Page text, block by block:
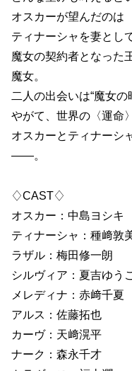
オスカーが望んだのは
ティナーシャを妻とし
魔女の契約者となった
魔女。
二人の出会いは“魔女の
やがて、世界の〈運命
オスカーとティナーシ
――。
♢CAST♢
オスカー：中島ヨシキ
ティナーシャ：種﨑敦
ラザル：梅田修一朗
シルヴィア：夏吉ゆうこ
メレディナ：赤﨑千夏
アルス：佐藤拓也
カーヴ：天﨑滉平
ナーク：森永千才